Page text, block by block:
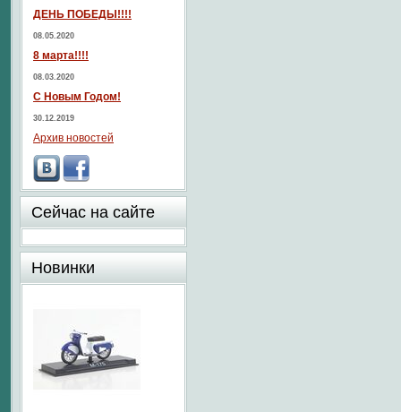
ДЕНЬ ПОБЕДЫ!!!!
08.05.2020
8 марта!!!!
08.03.2020
С Новым Годом!
30.12.2019
Архив новостей
Сейчас на сайте
Новинки